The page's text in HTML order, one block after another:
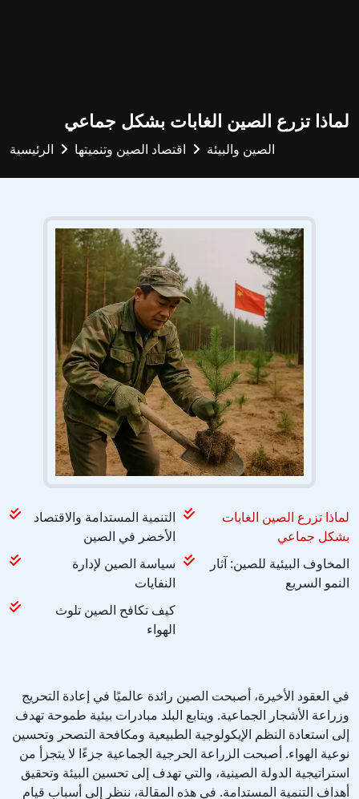
لماذا تزرع الصين الغابات بشكل جماعي
الرئيسية اقتصاد الصين وتنميتها الصين والبيئة
التنمية المستدامة والاقتصاد
الأخضر في الصين
لماذا تزرع الصين الغابات
بشكل جماعي
سياسة الصين لإدارة
النفايات
المخاوف البيئية للصين: آثار
النمو السريع
كيف تكافح الصين تلوث
الهواء
في العقود الأخيرة، أصبحت الصين رائدة عالميًا في إعادة التحريج
وزراعة الأشجار الجماعية. ويتابع البلد مبادرات بيئية طموحة تهدف
إلى استعادة النظم الإيكولوجية الطبيعية ومكافحة التصحر وتحسين
نوعية الهواء. أصبحت الزراعة الحرجية الجماعية جزءًا لا يتجزأ من
استراتيجية الدولة الصينية، والتي تهدف إلى تحسين البيئة وتحقيق
أهداف التنمية المستدامة. في هذه المقالة، ننظر إلى أسباب قيام